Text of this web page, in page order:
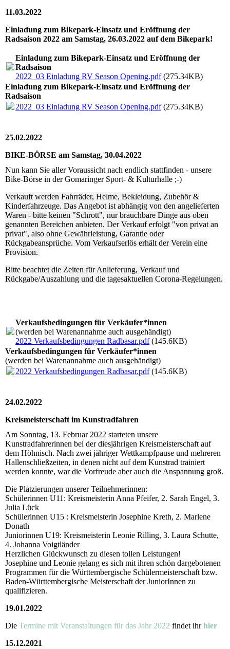
11.03.2022
Einladung zum Bikepark-Einsatz und Eröffnung der
Radsaison 2022 am Samstag, 26.03.2022 auf dem Bikepark!
Einladung zum Bikepark-Einsatz und Eröffnung der
Radsaison
2022_03 Einladung RV Season Opening.pdf(275.34KB)
Einladung zum Bikepark-Einsatz und Eröffnung der
Radsaison
2022_03 Einladung RV Season Opening.pdf(275.34KB)
25.02.2022
BIKE-BÖRSE am Samstag, 30.04.2022
Nun kann Sie aller Voraussicht nach endlich stattfinden - unsere
Bike-Börse in der Gomaringer Sport- & Kulturhalle ;-)
Verkauft werden Fahrräder, Helme, Bekleidung, Zubehör &
Kinderfahrzeuge. Das Angebot ist abhängig von den angelieferten
Waren - bitte keinen "Schrott", nur brauchbare Dinge aus oben
genannten Bereichen anbieten. Der Verkauf erfolgt "von privat an
privat", also ohne Gewährleistung, Garantie oder
Rückgabeansprüche. Vom Verkaufserlös erhält der Verein eine
Provision.
Bitte beachtet die Zeiten für Anlieferung, Verkauf und
Rückgabe/Auszahlung und die tagesaktuellen Corona-Regelungen.
Verkaufsbedingungen für Verkäufer*innen
(werden bei Warenannahme auch ausgehändigt)
2022 Verkaufsbedingungen Radbasar.pdf(145.6KB)
Verkaufsbedingungen für Verkäufer*innen
(werden bei Warenannahme auch ausgehändigt)
2022 Verkaufsbedingungen Radbasar.pdf(145.6KB)
24.02.2022
Kreismeisterschaft im Kunstradfahren
Am Sonntag, 13. Februar 2022 starteten unsere
Kunstradfahrerinnen bei der diesjährigen Kreismeisterschaft auf
dem Höhnisch. Nach zwei jähriger Wettkampfpause und mehreren
Hallenschließzeiten, in denen nicht auf dem Kunstrad trainiert
werden konnte, war die Vorfreude aber auch die Anspannung groß.
Die Platzierungen unserer Teilnehmerinnen:
Schülerinnen U11: Kreismeisterin Anna Pfeifer, 2. Sarah Engel, 3.
Julia Lück
Schülerinnen U15 : Kreismeisterin Josephine Kreth, 2. Marlene
Donath
Juniorinnen U19: Kreismeisterin Leonie Rilling, 3. Laura Schutte,
4. Johanna Voigtländer
Herzlichen Glückwunsch zu diesen tollen Leistungen!
Josephine und Leonie gelang es sich mit ihren schön dargebotenen
Programmen für die Württembergische Schülermeisterschaft bzw.
Baden-Württembergische Meisterschaft der JuniorInnen zu
qualifizieren.
19.01.2022
Die Termine mit Veranstaltungen für das Jahr 2022 findet ihrhier
15.12.2021